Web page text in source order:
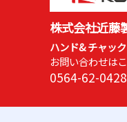
株式会社近藤
ハンド& チャッ
お問い合わせは
0564-62-0428